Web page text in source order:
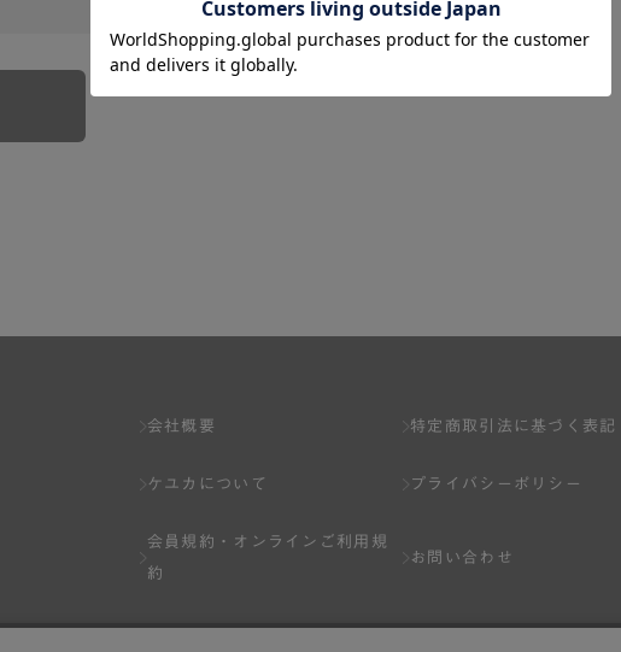
会社概要
ケユカについて
会員規約・
オンラインご利用規
約
Q&A
特定商取引法に基づく表記
プライバシーポリシー
お問い合わせ